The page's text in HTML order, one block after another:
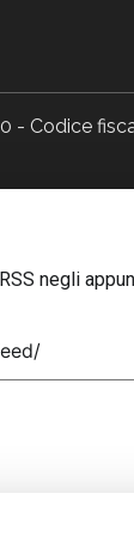
- Codice
negli